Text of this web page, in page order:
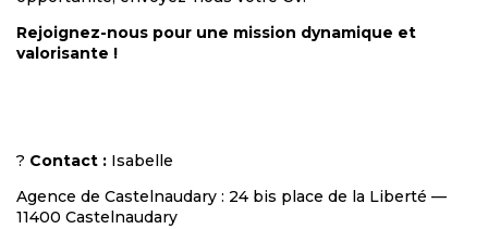
Rejoignez-nous pour une mission dynamique et
valorisante !
? Contact : Isabelle
Agence de Castelnaudary : 24 bis place de la Liberté —
11400 Castelnaudary